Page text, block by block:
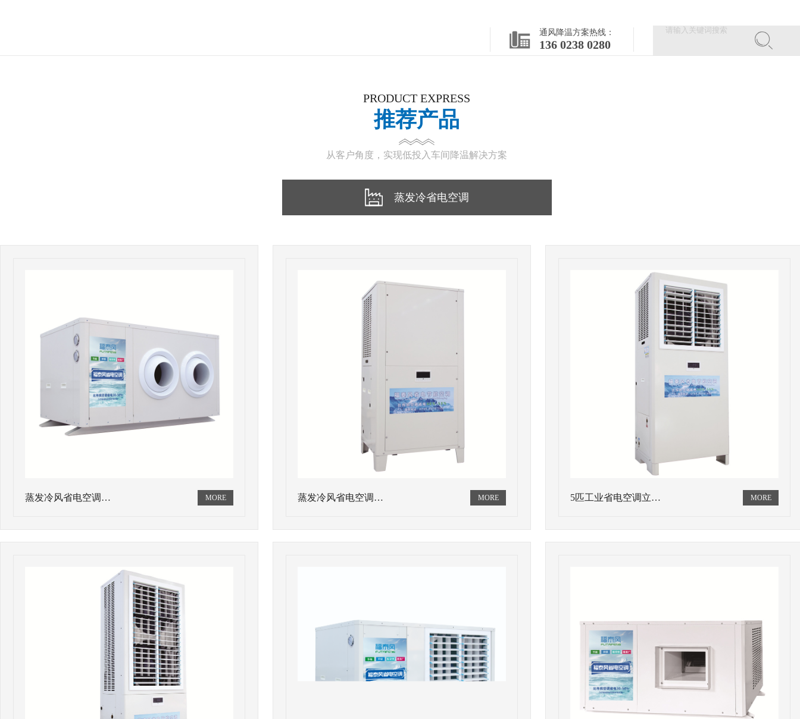
通风降温方案热线：
136 0238 0280
PRODUCT EXPRESS
推荐产品
从客户角度，实现低投入车间降温解决方案
蒸发冷省电空调
蒸发冷风省电空调… 蒸发冷风省电空调… 5匹工业省电空调立…